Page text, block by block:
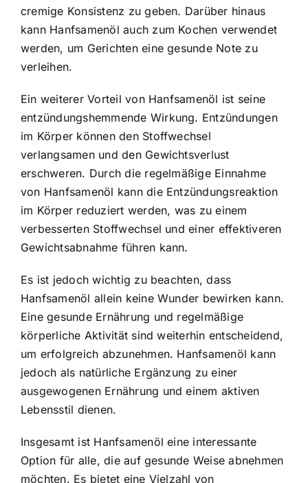
cremige Konsistenz zu geben. Darüber hinaus
kann Hanfsamenöl auch zum Kochen verwendet
werden, um Gerichten eine gesunde Note zu
verleihen.
Ein weiterer Vorteil von Hanfsamenöl ist seine
entzündungshemmende Wirkung. Entzündungen
im Körper können den Stoffwechsel
verlangsamen und den Gewichtsverlust
erschweren. Durch die regelmäßige Einnahme
von Hanfsamenöl kann die Entzündungsreaktion
im Körper reduziert werden, was zu einem
verbesserten Stoffwechsel und einer effektiveren
Gewichtsabnahme führen kann.
Es ist jedoch wichtig zu beachten, dass
Hanfsamenöl allein keine Wunder bewirken kann.
Eine gesunde Ernährung und regelmäßige
körperliche Aktivität sind weiterhin entscheidend,
um erfolgreich abzunehmen. Hanfsamenöl kann
jedoch als natürliche Ergänzung zu einer
ausgewogenen Ernährung und einem aktiven
Lebensstil dienen.
Insgesamt ist Hanfsamenöl eine interessante
Option für alle, die auf gesunde Weise abnehmen
möchten. Es bietet eine Vielzahl von